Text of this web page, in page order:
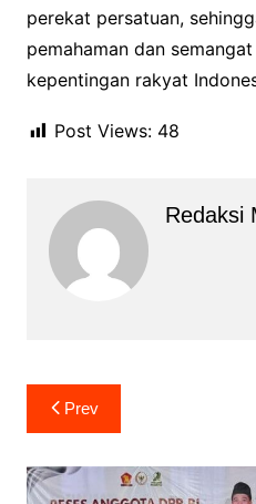
perekat persatuan,
pemahaman dan
kepentingan rakyat
Post Views: 48
Redaksi
Navigasi
pos
Prev